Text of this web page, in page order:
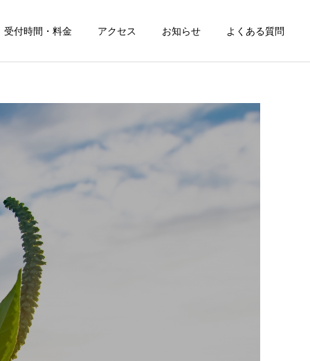
受付時間・料金 アクセス お知らせ よくある質問